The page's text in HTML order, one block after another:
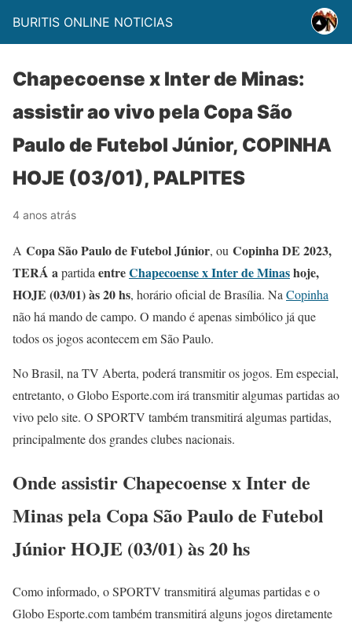
BURITIS ONLINE NOTICIAS
Chapecoense x Inter de Minas:
assistir ao vivo pela Copa São
Paulo de Futebol Júnior, COPINHA
HOJE (03/01), PALPITES
4 anos atrás
A Copa São Paulo de Futebol Júnior, ou Copinha DE 2023,
TERÁ apartida entreChapecoense x Inter de Minashoje,
HOJE (03/01) às 20 hs, horário oficial de Brasília. Na Copinha
não há mando de campo. O mando é apenas simbólico já que
todos os jogos acontecem em São Paulo.
No Brasil, na TV Aberta, poderá transmitir os jogos. Em especial,
entretanto, o Globo Esporte.com irá transmitir algumas partidas ao
vivo pelo site. O SPORTV também transmitirá algumas partidas,
principalmente dos grandes clubes nacionais.
Onde assistir Chapecoense x Inter de
Minaspela Copa São Paulo de Futebol
Júnior HOJE (03/01) às 20 hs
Como informado, o SPORTV transmitirá algumas partidas e o
Globo Esporte.com também transmitirá alguns jogos diretamente